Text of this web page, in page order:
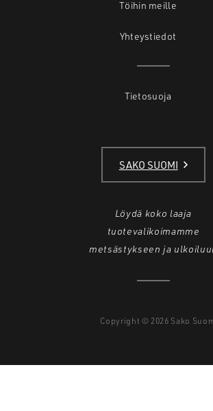
Töihin meille
Yhteystiedot
Tietosuoja
SAKO SUOMI
Löydä koko laaja
tuotevalikoimamme
metsästykseen ja
Copyright © 2026 Sako